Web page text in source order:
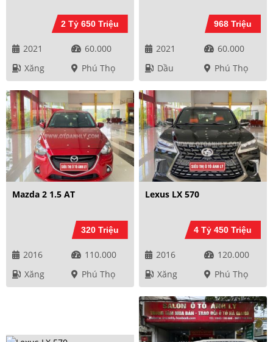
2 Tỷ 650 Triệu
2021
60.000
Xăng
Phú Thọ
968 Triệu
2021
60.000
Dầu
Phú Thọ
Mazda 2 1.5 AT
320 Triệu
2016
110.000
Xăng
Phú Thọ
Lexus LX 570
4 Tỷ 450 Triệu
2016
120.000
Xăng
Phú Thọ